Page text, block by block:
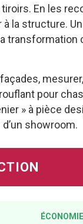
En les
la structure.
pour
» à pièce
showroom.